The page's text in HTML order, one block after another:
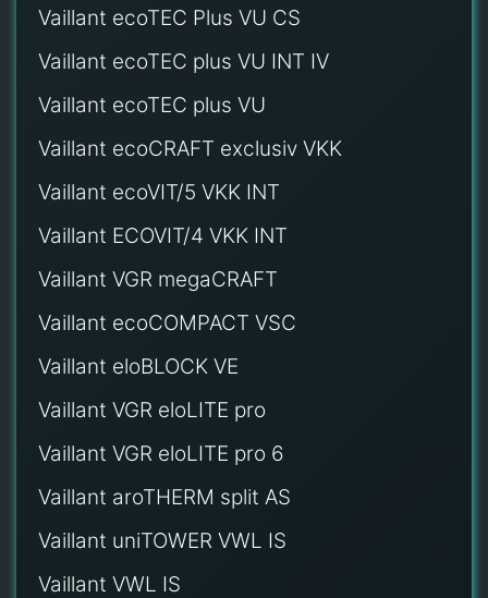
Vaillant ecoTEC Plus VU CS
Vaillant ecoTEC plus VU INT IV
Vaillant ecoTEC plus VU
Vaillant ecoCRAFT exclusiv VKK
Vaillant ecoVIT/5 VKK INT
Vaillant ECOVIT/4 VKK INT
Vaillant VGR megaCRAFT
Vaillant ecoCOMPACT VSC
Vaillant eloBLOCK VE
Vaillant VGR eloLITE pro
Vaillant VGR eloLITE pro 6
Vaillant aroTHERM split AS
Vaillant uniTOWER VWL IS
Vaillant VWL IS